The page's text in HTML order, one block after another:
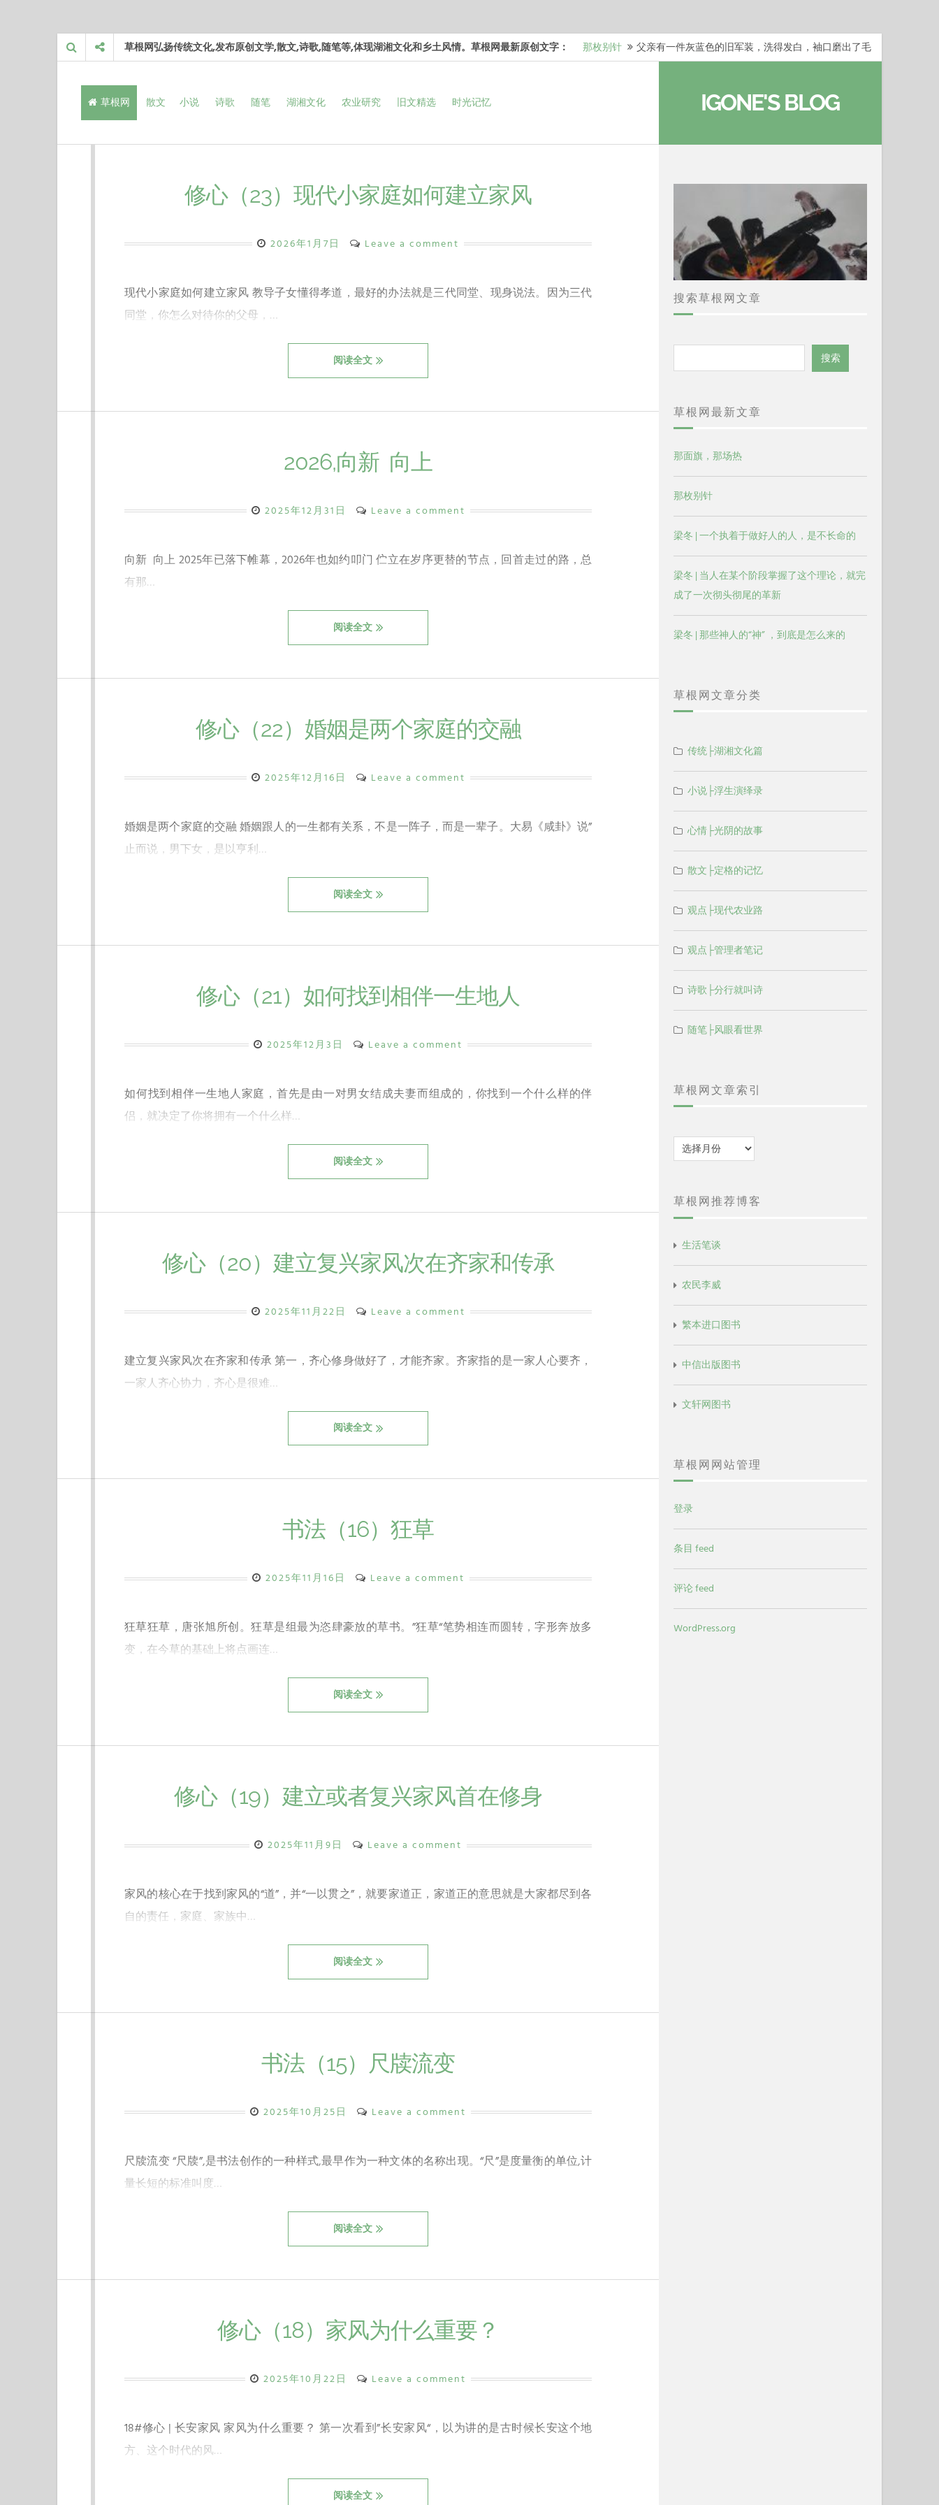
Skip
to
content
草根网弘扬传统文化,发布原创文学,散文,诗歌,随笔等,体现湖湘文化和乡土风情。草根网最新原创文字： 那枚别针
父亲有一件灰蓝色的旧军装，洗得发白，袖口磨出了毛
梁冬：有一些人在某个阶段掌握了第一性原理，完成了一
IGONE'S BLOG
草根网 散文 小说 诗歌 随笔 湖湘文化 农业研究 旧文精选 时光记忆
修心（23）现代小家庭如何建立家风
2026年1月7日 Leave a comment
现代小家庭如何建立家风 教导子女懂得孝道，最好的办法就是三代同堂、现身说法。因为三代
同堂，你怎么对待你的父母，…
阅读全文
2026,向新 向上
2025年12月31日 Leave a comment
向新 向上 2025年已落下帷幕，2026年也如约叩门 伫立在岁序更替的节点，回首走过的路，总
有那…
阅读全文
修心（22）婚姻是两个家庭的交融
2025年12月16日 Leave a comment
婚姻是两个家庭的交融 婚姻跟人的一生都有关系，不是一阵子，而是一辈子。大易《咸卦》说”
止而说，男下女，是以亨利…
阅读全文
修心（21）如何找到相伴一生地人
2025年12月3日 Leave a comment
如何找到相伴一生地人家庭，首先是由一对男女结成夫妻而组成的，你找到一个什么样的伴
侣，就决定了你将拥有一个什么样…
阅读全文
修心（20）建立复兴家风次在齐家和传承
2025年11月22日 Leave a comment
建立复兴家风次在齐家和传承 第一，齐心修身做好了，才能齐家。齐家指的是一家人心要齐，
一家人齐心协力，齐心是很难…
阅读全文
书法（16）狂草
2025年11月16日 Leave a comment
狂草狂草，唐张旭所创。狂草是组最为恣肆豪放的草书。”狂草“笔势相连而圆转，字形奔放多
变，在今草的基础上将点画连…
阅读全文
修心（19）建立或者复兴家风首在修身
2025年11月9日 Leave a comment
家风的核心在于找到家风的“道”，并“一以贯之”，就要家道正，家道正的意思就是大家都尽到各
自的责任，家庭、家族中…
阅读全文
书法（15）尺牍流变
2025年10月25日 Leave a comment
尺牍流变 “尺牍”,是书法创作的一种样式,最早作为一种文体的名称出现。“尺”是度量衡的单位,计
量长短的标准叫度…
阅读全文
修心（18）家风为什么重要？
2025年10月22日 Leave a comment
18#修心 | 长安家风 家风为什么重要？ 第一次看到”长安家风“，以为讲的是古时候长安这个地
方、这个时代的风…
阅读全文
搜索草根网文章
索
搜索
草根网最新文章
那面旗，那场热
那枚别针
梁冬 | 一个执着于做好人的人，是不长命的
梁冬 | 当人在某个阶段掌握了这个理论，就完
成了一次彻头彻尾的革新
梁冬 | 那些神人的“神” ，到底是怎么来的
草根网文章分类
传统├湖湘文化篇
小说├浮生演绎录
心情├光阴的故事
散文├定格的记忆
观点├现代农业路
观点├管理者笔记
诗歌├分行就叫诗
随笔├风眼看世界
草根网文章索引
归
档
草根网推荐博客
生活笔谈
农民李威
繁本进口图书
中信出版图书
文轩网图书
草根网网站管理
登录
条目 feed
评论 feed
WordPress.org